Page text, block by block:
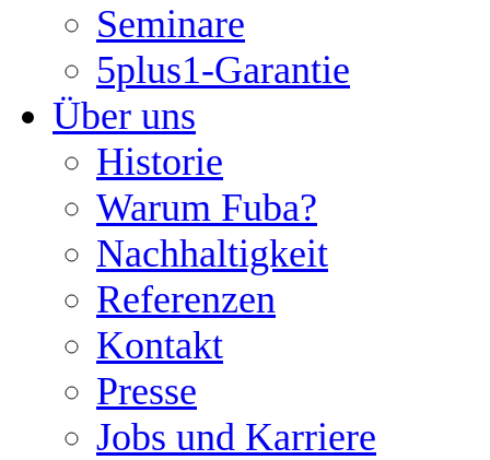
Seminare
5plus1-Garantie
Über uns
Historie
Warum Fuba?
Nachhaltigkeit
Referenzen
Kontakt
Presse
Jobs und Karriere